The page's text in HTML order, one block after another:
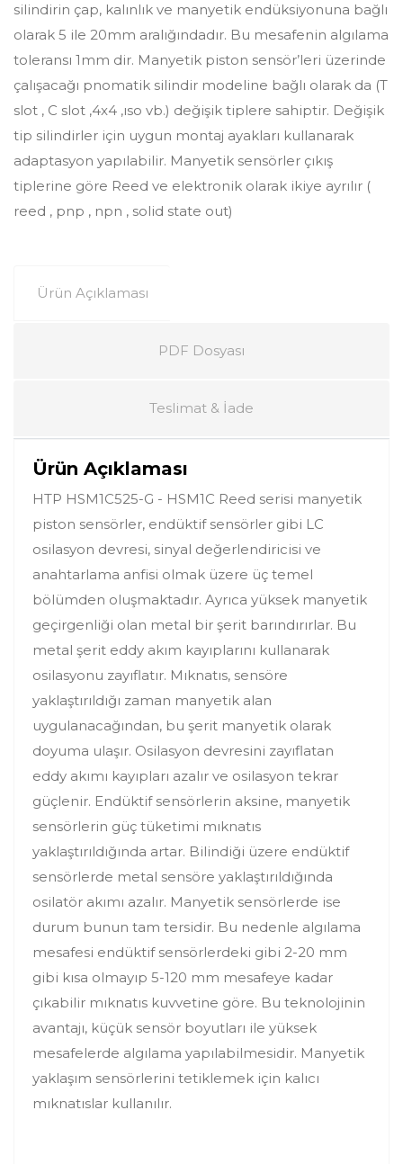
silindirin çap, kalınlık ve manyetik endüksiyonuna bağlı
olarak 5 ile 20mm aralığındadır. Bu mesafenin algılama
toleransı 1mm dir. Manyetik piston sensör’leri üzerinde
çalışacağı pnomatik silindir modeline bağlı olarak da (T
slot , C slot ,4x4 ,ıso vb.) değişik tiplere sahiptir. Değişik
tip silindirler için uygun montaj ayakları kullanarak
adaptasyon yapılabilir. Manyetik sensörler çıkış
tiplerine göre Reed ve elektronik olarak ikiye ayrılır (
reed , pnp , npn , solid state out)
Ürün Açıklaması
PDF Dosyası
Teslimat & İade
Ürün Açıklaması
HTP HSM1C525-G - HSM1C Reed serisi manyetik
piston sensörler, endüktif sensörler gibi LC
osilasyon devresi, sinyal değerlendiricisi ve
anahtarlama anfisi olmak üzere üç temel
bölümden oluşmaktadır. Ayrıca yüksek manyetik
geçirgenliği olan metal bir şerit barındırırlar. Bu
metal şerit eddy akım kayıplarını kullanarak
osilasyonu zayıflatır. Mıknatıs, sensöre
yaklaştırıldığı zaman manyetik alan
uygulanacağından, bu şerit manyetik olarak
doyuma ulaşır. Osilasyon devresini zayıflatan
eddy akımı kayıpları azalır ve osilasyon tekrar
güçlenir. Endüktif sensörlerin aksine, manyetik
sensörlerin güç tüketimi mıknatıs
yaklaştırıldığında artar. Bilindiği üzere endüktif
sensörlerde metal sensöre yaklaştırıldığında
osilatör akımı azalır. Manyetik sensörlerde ise
durum bunun tam tersidir. Bu nedenle algılama
mesafesi endüktif sensörlerdeki gibi 2-20 mm
gibi kısa olmayıp 5-120 mm mesafeye kadar
çıkabilir mıknatıs kuvvetine göre. Bu teknolojinin
avantajı, küçük sensör boyutları ile yüksek
mesafelerde algılama yapılabilmesidir. Manyetik
yaklaşım sensörlerini tetiklemek için kalıcı
mıknatıslar kullanılır.